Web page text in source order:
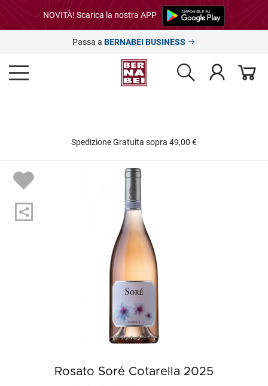
NOVITÀ! Scarica la nostra APP
Passa a BERNABEI BUSINESS
Spedizione Gratuita sopra 49,00 €
Rosato Soré Cotarella 2025